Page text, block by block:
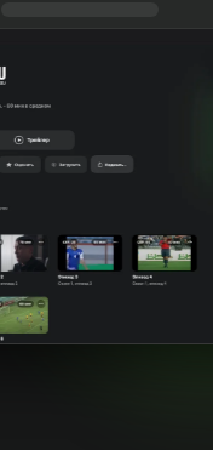
что героини
за решётку, то
в доме
на дно. Да и
rus, pol
eng, pol, rus